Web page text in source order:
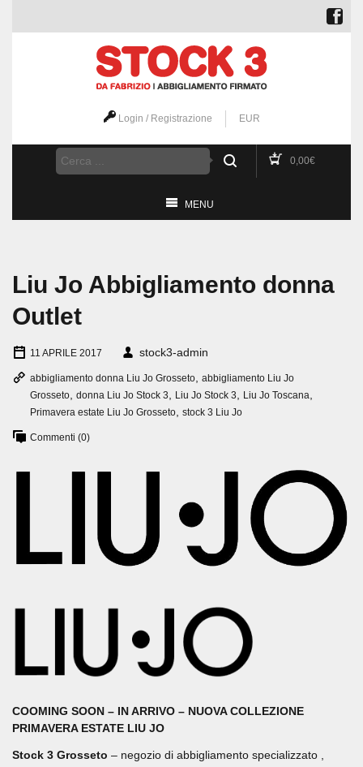
Login / Registrazione EUR
0,00€
MENU
Liu Jo Abbigliamento donna
Outlet
11 APRILE 2017 stock3-admin
abbigliamento donna Liu Jo Grosseto abbigliamento Liu Jo
Grosseto donna Liu Jo Stock 3 Liu Jo Stock 3 Liu Jo Toscana
Primavera estate Liu Jo Grosseto stock 3 Liu Jo
Commenti (0)
COOMING SOON – IN ARRIVO – NUOVA COLLEZIONE
PRIMAVERA ESTATE LIU JO
Stock 3 Grosseto – negozio di abbigliamento specializzato ,